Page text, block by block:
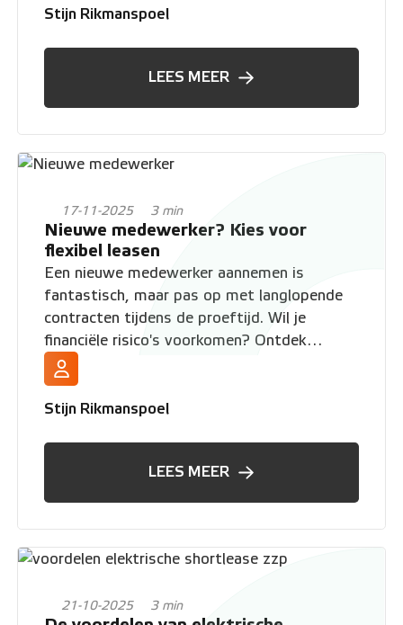
Stijn Rikmanspoel
LEES MEER
17-11-2025 3 min
Nieuwe medewerker? Kies voor
flexibel leasen
Een nieuwe medewerker aannemen is
fantastisch, maar pas op met langlopende
contracten tijdens de proeftijd. Wil je
financiële risico's voorkomen? Ontdek
waarom shortlease in deze fase de veiligste
keuze is voor werkgevers
Stijn Rikmanspoel
LEES MEER
21-10-2025 3 min